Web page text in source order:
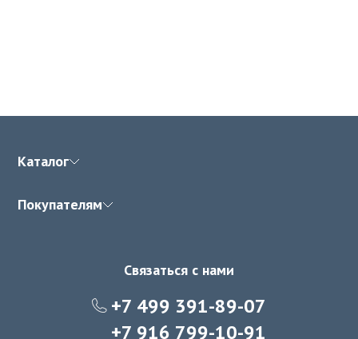
Каталог
Покупателям
Связаться с нами
+7 499 391-89-07
+7 916 799-10-91